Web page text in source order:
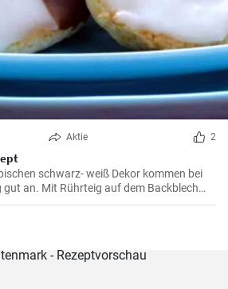
Aktie 2
schwarz- weiß Dekor kommen bei
an. Mit Rührteig auf dem Backblech
Zuletzt werden die Amerikaner dick